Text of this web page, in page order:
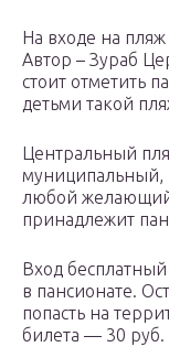
На входе на
Автор – Зураб
стоит отметить
детьми такой
Центральный
муниципальный,
любой
принадлежит
Вход
в пансионате.
попасть на
билета — 30 руб.